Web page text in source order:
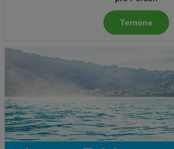
Termine